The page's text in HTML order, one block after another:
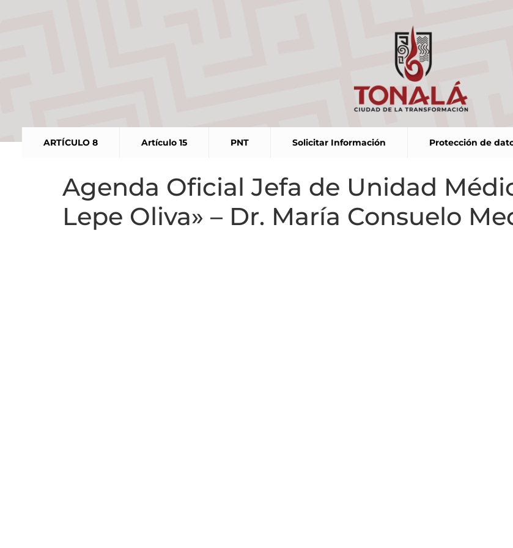
ARTÍCULO 8 Artículo 15 PNT Solicitar Información Protección de
Agenda Oficial Jefa de Unidad
Lepe Oliva» – Dr. María Consuelo